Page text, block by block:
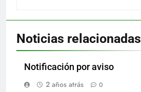
Noticias relacionadas
Notificación por aviso
2 años atrás
0